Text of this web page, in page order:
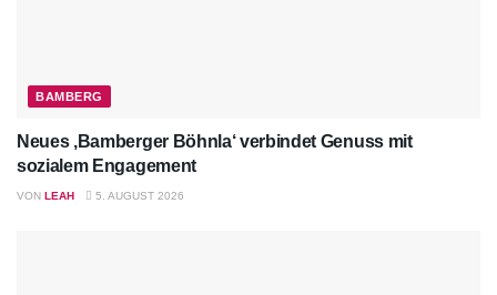
BAMBERG
Neues ‚Bamberger Böhnla‘ verbindet Genuss mit
sozialem Engagement
VON LEAH 5. AUGUST 2026